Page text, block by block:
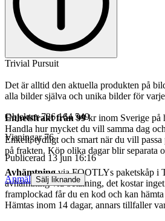
Trivial Pursuit
Det är alltid den aktuella produkten på
alla bilder själva och unika bilder för
Enhetsfrakt från 99kr inom Sverige på
Handla hur mycket du vill samma dag
Enkelt, tydligt och smart när du vill passa
på frakten. Köp olika dagar blir separata
Avhämtningvia FOOTLYs paketskåp i
avhämtning vid betalning, det kostar
framplockad får du en kod och kan
Hämtas inom 14 dagar, annars tillfaller
Objektnr 736 164 549
Visningar 76
Publicerad 13 jun 16:16
Anmäl Sälj liknande